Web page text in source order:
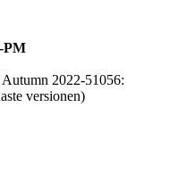
PM
2022-51056:
versionen)